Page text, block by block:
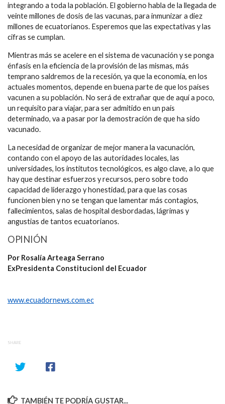
integrando a toda la población. El gobierno habla de la llegada de
veinte millones de dosis de las vacunas, para inmunizar a diez
millones de ecuatorianos. Esperemos que las expectativas y las
cifras se cumplan.
Mientras más se acelere en el sistema de vacunación y se ponga
énfasis en la eficiencia de la provisión de las mismas, más
temprano saldremos de la recesión, ya que la economía, en los
actuales momentos, depende en buena parte de que los países
vacunen a su población. No será de extrañar que de aquí a poco,
un requisito para viajar, para ser admitido en un país
determinado, va a pasar por la demostración de que ha sido
vacunado.
La necesidad de organizar de mejor manera la vacunación,
contando con el apoyo de las autoridades locales, las
universidades, los institutos tecnológicos, es algo clave, a lo que
hay que destinar esfuerzos y recursos, pero sobre todo
capacidad de liderazgo y honestidad, para que las cosas
funcionen bien y no se tengan que lamentar más contagios,
fallecimientos, salas de hospital desbordadas, lágrimas y
angustias de tantos ecuatorianos.
OPINIÓN
Por Rosalía Arteaga Serrano
ExPresidenta Constitucionl del Ecuador
www.ecuadornews.com.ec
SHARE
TAMBIÉN TE PODRÍA GUSTAR...